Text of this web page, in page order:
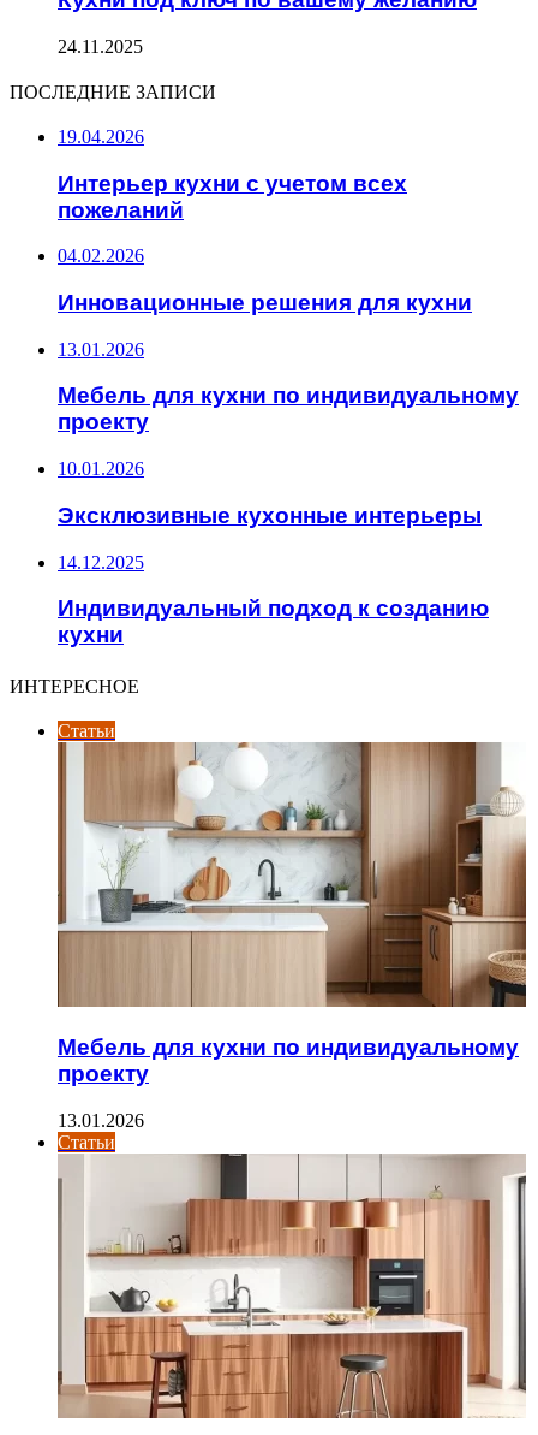
24.11.2025
ПОСЛЕДНИЕ ЗАПИСИ
19.04.2026
Интерьер кухни с учетом всех
пожеланий
04.02.2026
Инновационные решения для кухни
13.01.2026
Мебель для кухни по индивидуальному
проекту
10.01.2026
Эксклюзивные кухонные интерьеры
14.12.2025
Индивидуальный подход к созданию
кухни
ИНТЕРЕСНОЕ
Статьи
Мебель для кухни по индивидуальному
проекту
13.01.2026
Статьи